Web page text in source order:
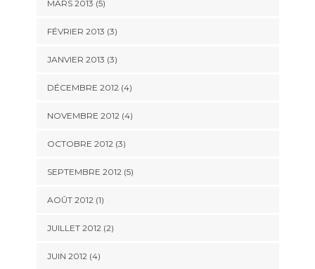
MARS 2013 (5)
FÉVRIER 2013 (3)
JANVIER 2013 (3)
DÉCEMBRE 2012(4)
NOVEMBRE 2012(4)
OCTOBRE 2012(3)
SEPTEMBRE 2012(5)
AOÛT 2012(1)
JUILLET 2012(2)
JUIN 2012(4)